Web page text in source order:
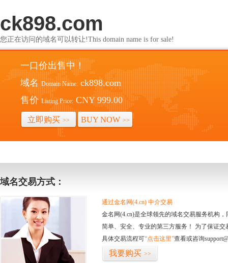
ck898.com
您正在访问的域名可以转让!This domain name is for sale!
一口价出售中！
域名 Domain Name: ck898.com
售价 Listing Price: CNY 999.00
立即购买 >> BUY NOW >>
域名交易方式：
通过金名网(4.cn) 中介交易
金名网(4.cn)是全球领先的域名交易服务机构
简单、安全、专业的第三方服务！ 为了保证
具体交易流程可“点击这里”查看或咨询
我要购买 >>